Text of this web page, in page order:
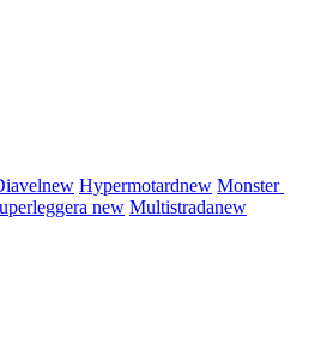
new Hypermotardnew Monster
new Multistradanew